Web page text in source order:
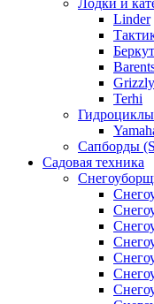
Лодки и
Linder
Беркут
Grizzly
Terhi
Гидроциклы
Сапборды
Садовая техника